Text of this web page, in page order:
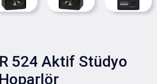
524 Aktif Stüdyo